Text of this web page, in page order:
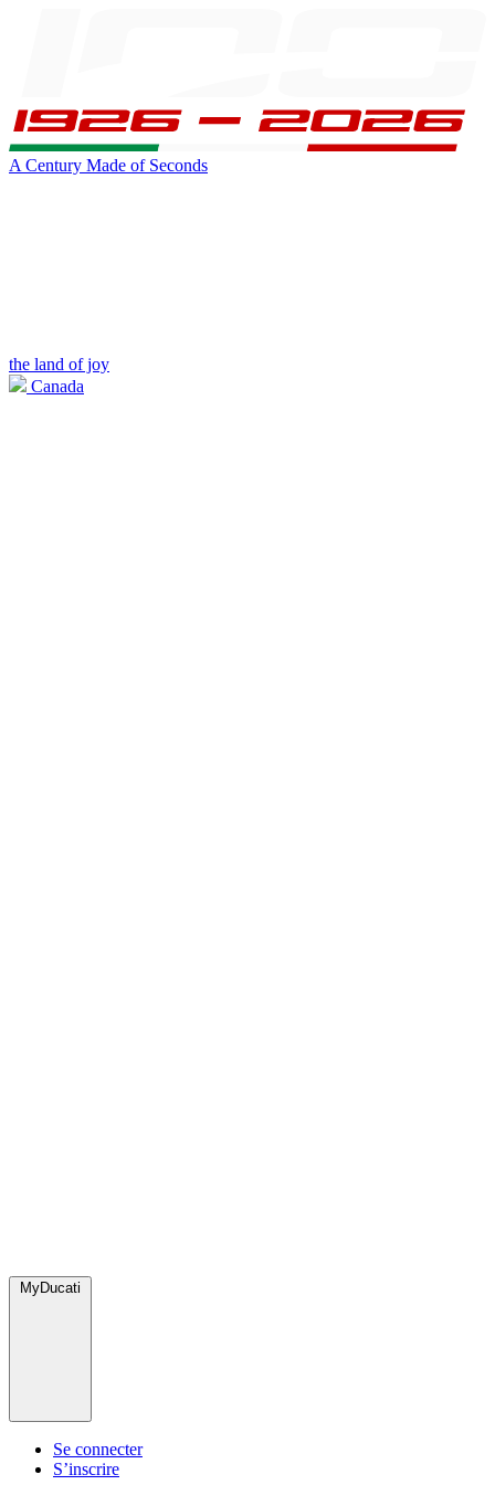
A Century Made of Seconds
the land of joy
Canada
MyDucati
Se connecter
S’inscrire